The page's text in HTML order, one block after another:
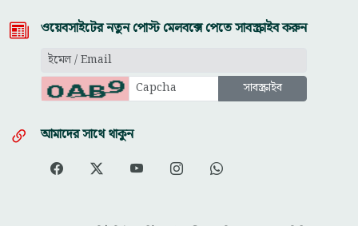
ওয়েবসাইটের নতুন পোস্ট মেলবক্সে পেতে সাবস্ক্রাইব করুন
আমাদের সাথে থাকুন